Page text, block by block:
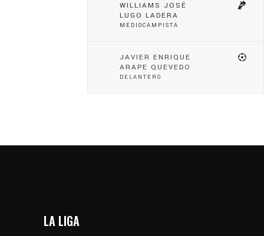
WILLIAMS JOSÉ
LUGO LADERA
MEDIOCAMPISTA
JAVIER ENRIQUE
ARAPE QUEVEDO
DELANTERO
LA LIGA